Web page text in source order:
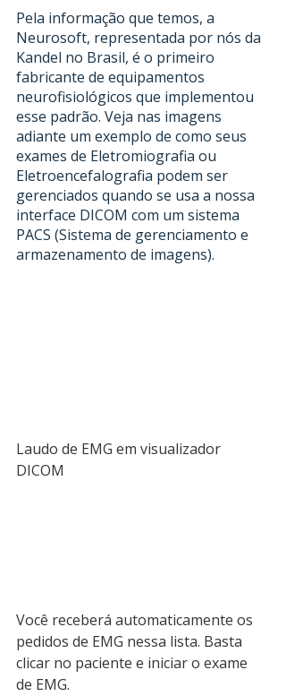
Pela informação que temos, a
Neurosoft, representada por nós da
Kandel no Brasil, é o primeiro
fabricante de equipamentos
neurofisiológicos que implementou
esse padrão. Veja nas imagens
adiante um exemplo de como seus
exames de Eletromiografia ou
Eletroencefalografia podem ser
gerenciados quando se usa a nossa
interface DICOM com um sistema
PACS (Sistema de gerenciamento e
armazenamento de imagens).
Laudo de EMG em visualizador
DICOM
Você receberá automaticamente os
pedidos de EMG nessa lista. Basta
clicar no paciente e iniciar o exame
de EMG.